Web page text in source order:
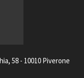
58 - 10010 Piverone